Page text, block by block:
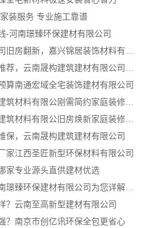
装服务 专业施工靠谱
-河南璟臻环保建材有限公司
算南通宏域全宅装饰建材有限公司
海南万赢饰家新型建筑材料有限公刚需简约家庭装修工期提速
海南万赢饰家新型建筑材料有限公旧房焕新家庭装修吊顶造型
保，云南晟构建筑建材有限公司
家江西圣匠新型环保材料有限公司
家专业源头直供建材优选
洛阳装饰费用，河南璟臻环保建材有限公司为您详解报价
？云南至高新型建材有限公司
？南京市创亿讯环保全包更省心